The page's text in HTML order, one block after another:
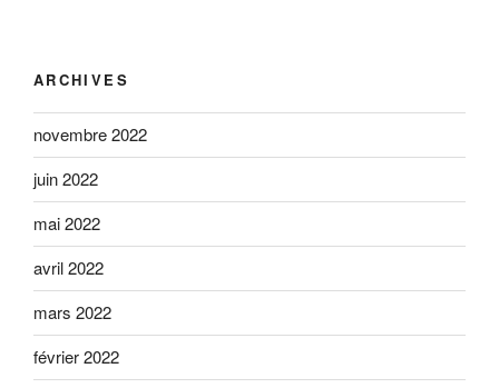
ARCHIVES
novembre 2022
juin 2022
mai 2022
avril 2022
mars 2022
février 2022